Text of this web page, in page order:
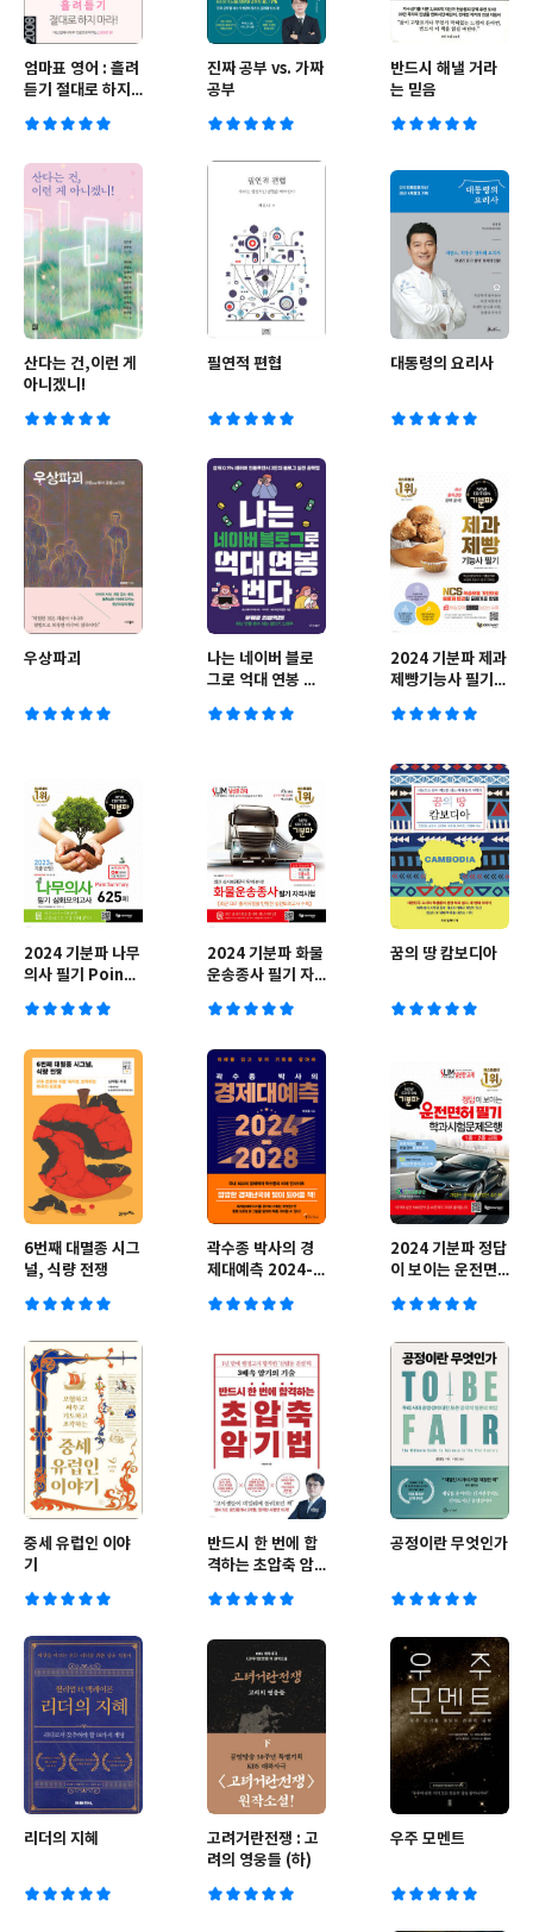
엄마표 영어 : 흘려
듣기 절대로 하지
진짜 공부 vs. 가짜
공부
반드시 해낼 거라
는 믿음
산다는 건,이런 게
아니겠니!
필연적 편협 대통령의 요리사
우상파괴
나는 네이버 블로
그로 억대 연봉 번
2024 기분파 제과
제빵기능사 필기
2024 기분파 나무
의사 필기 Point
모의고사 625제
2024 기분파 화물
운송종사 필기 자
꿈의 땅 캄보디아
6번째 대멸종 시그
널, 식량 전쟁
곽수종 박사의 경
제대예측 2024-
2024 기분파 정답
이 보이는 운전면
문제은행(1종·2종
중세 유럽인 이야
기
반드시 한 번에 합
격하는 초압축 암
공정이란 무엇인가
리더의 지혜
고려거란전쟁 : 고
려의 영웅들 (하)
우주 모멘트